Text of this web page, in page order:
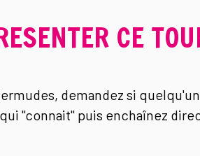
CE
demandez si
"connait" puis enchaînez